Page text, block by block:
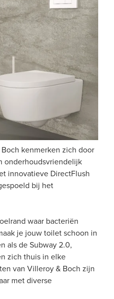
kenmerken zich door
onderhoudsvriendelijk
innovatieve DirectFlush
bij het
waar bacteriën
je jouw toilet schoon in
als de Subway 2.0,
zich thuis in elke
van Villeroy & Boch zijn
met diverse